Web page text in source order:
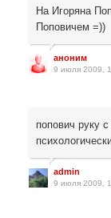
На Игоряна
Поповичем =))
аноним
9 июля 2009,
попович руку
admin
9 июля 2009,